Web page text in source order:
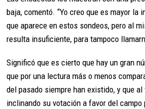
baja, comentó. “Yo creo que es mayor la
que aparece en estos sondeos, pero al
resulta insuficiente, para tampoco
Significó que es cierto que hay un gran
que por una lectura más o menos
del pasado siempre han existido, y que
inclinando su votación a favor del campo